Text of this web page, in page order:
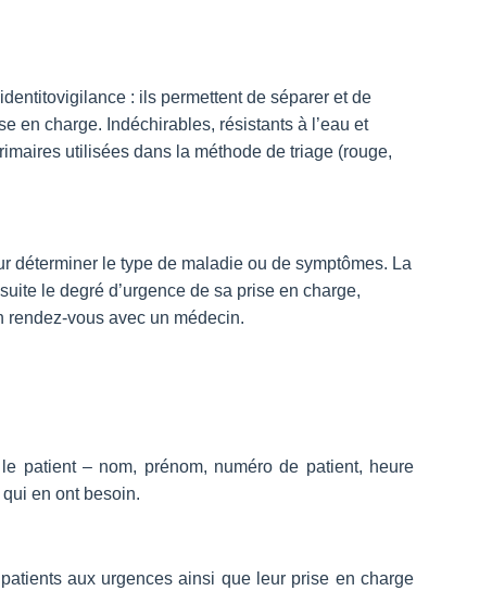
: ils permettent de séparer et de
en charge. Indéchirables, résistants à l’eau et
utilisées dans la méthode de triage (rouge,
déterminer le type de maladie ou de symptômes. La
le degré d’urgence de sa prise en charge,
rendez-vous avec un médecin.
patient – nom, prénom, numéro de patient, heure
en ont besoin.
aux urgences ainsi que leur prise en charge